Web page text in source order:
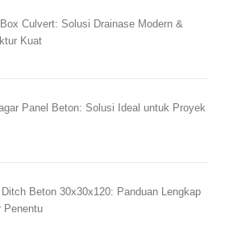
Culvert: Solusi Drainase Modern &
Kuat
Panel Beton: Solusi Ideal untuk Proyek
Ditch Beton 30x30x120: Panduan Lengkap
Penentu